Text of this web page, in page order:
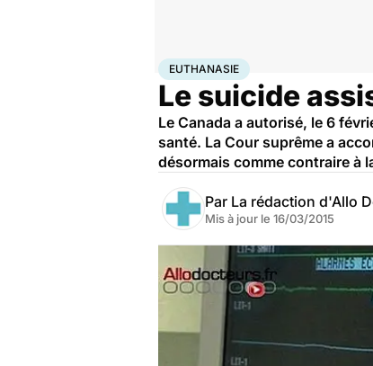
AccueilSantéEuthanasie
EUTHANASIE
Le suicide
Le Canada a autorisé, le 6
santé. La Cour suprême a
désormais comme contraire à
Par La rédaction d'Allo
Mis à jour le 16/03/2015